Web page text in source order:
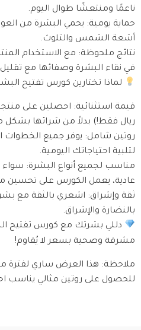
ناعمًا ومنتعشًا طوال اليوم.
حماية يومية: يحمي البشرة من
أشعة الشمس والتلوث.
نتائج ملحوظة: مع الاستخدام
في نقاء البشرة وصفائها مع
لماذا تختارين كورس تفتيح
ريال فقط!) بدلاً من شرائها
روتين شامل: يوفر جميع الخطوات
لتلبية احتياجاتك اليومية.
مناسب لجميع أنواع البشرة: سواء
عادية، يعمل الكورس على
ثقة وإشراق: اشعري بالثقة مع
بالنضارة والإشراق.
دللي بشرتك مع كورس تفتيح
مشرقة وصحية بسعر لا يُقاوم!
ملاحظة: هذا العرض ساري لفترة
للحصول على روتين مثالي يناسب